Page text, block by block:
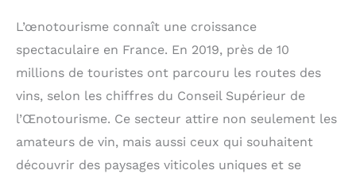
L’œnotourisme connaît une croissance
spectaculaire en France. En 2019, près de 10
millions de touristes ont parcouru les routes des
vins, selon les chiffres du Conseil Supérieur de
l’Œnotourisme. Ce secteur attire non seulement les
amateurs de vin, mais aussi ceux qui souhaitent
découvrir des paysages viticoles uniques et se